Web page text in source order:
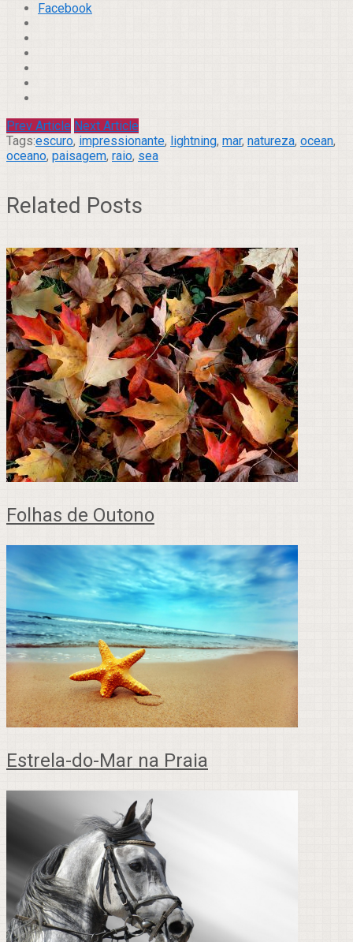
Compartilhar
Facebook
Prev Article Next Article
Tags:escuro, impressionante, lightning, mar, natureza, ocean,
oceano, paisagem, raio, sea
Related Posts
Folhas de Outono
Estrela-do-Mar na Praia